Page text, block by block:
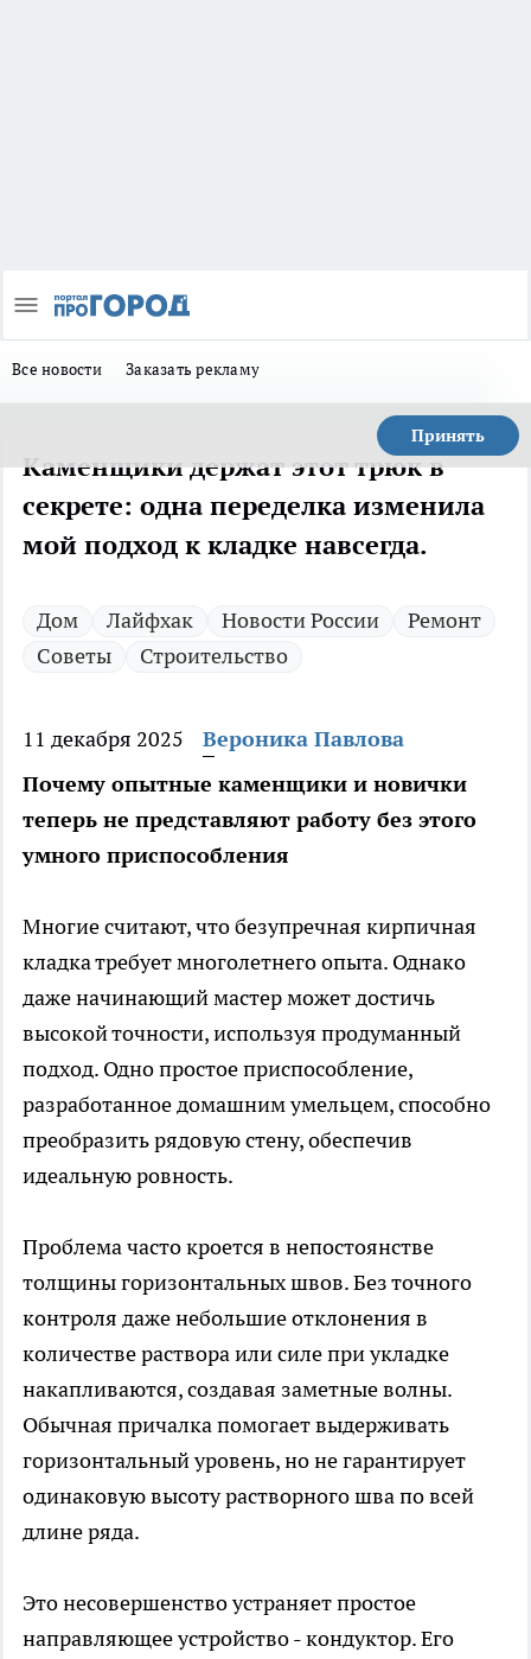
Все новости Заказать рекламу
Принять
Каменщики держат этот трюк в
секрете: одна переделка изменила
мой подход к кладке навсегда.
Дом Лайфхак Новости России
Ремонт
Советы
Строительство
11 декабря 2025
Вероника Павлова
Почему опытные каменщики и новички
теперь не представляют работу без этого
умного приспособления
Многие считают, что безупречная кирпичная
кладка требует многолетнего опыта. Однако
даже начинающий мастер может достичь
высокой точности, используя продуманный
подход. Одно простое приспособление,
разработанное домашним умельцем, способно
преобразить рядовую стену, обеспечив
идеальную ровность.
Проблема часто кроется в непостоянстве
толщины горизонтальных швов. Без точного
контроля даже небольшие отклонения в
количестве раствора или силе при укладке
накапливаются, создавая заметные волны.
Обычная причалка помогает выдерживать
горизонтальный уровень, но не гарантирует
одинаковую высоту растворного шва по всей
длине ряда.
Это несовершенство устраняет простое
направляющее устройство - кондуктор. Его